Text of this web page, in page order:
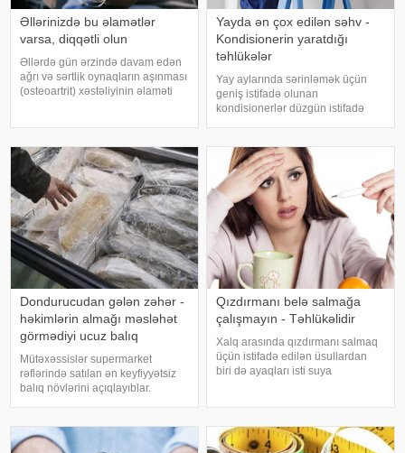
Əllərinizdə bu əlamətlər
varsa, diqqətli olun
Əllərdə gün ərzində davam edən
ağrı və sərtlik oynaqların aşınması
(osteoartrit) xəstəliyinin əlaməti
yaranır. xəbər verir ki
Yayda ən çox edilən səhv -
Kondisionerin yaratdığı
təhlükələr
Yay aylarında sərinləmək üçün
geniş istifadə olunan
kondisionerlər düzgün istifadə
xəbər verir ki, ani temperatur
dəyişiklikləri, quru hava və
baxımsız kondisionerlərd
Dondurucudan gələn zəhər -
həkimlərin almağı məsləhət
görmədiyi ucuz balıq
Mütəxəssislər supermarket
rəflərində satılan ən keyfiyyətsiz
balıq növlərini açıqlayıblar.
görünür. xarici mediaya istinadən
xəbər verir ki, supermarketlərdək
Qızdırmanı belə salmağa
çalışmayın - Təhlükəlidir
Xalq arasında qızdırmanı salmaq
üçün istifadə edilən üsullardan
biri də ayaqları isti suya
ağırlaşdıra bilər. xəbər verir ki,
yüksə